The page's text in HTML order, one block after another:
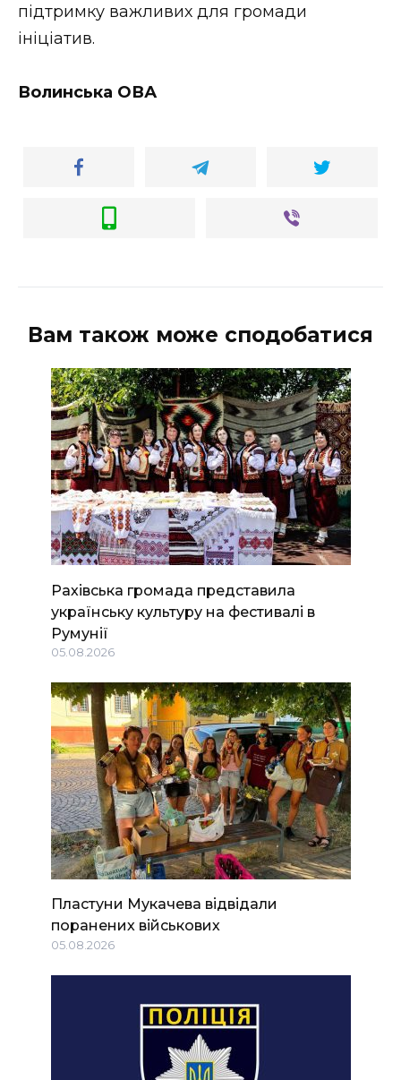
підтримку важливих для громади
ініціатив.
Волинська ОВА
Вам також може сподобатися
Рахівська громада представила
українську культуру на фестивалі в
Румунії
05.08.2026
Пластуни Мукачева відвідали
поранених військових
05.08.2026